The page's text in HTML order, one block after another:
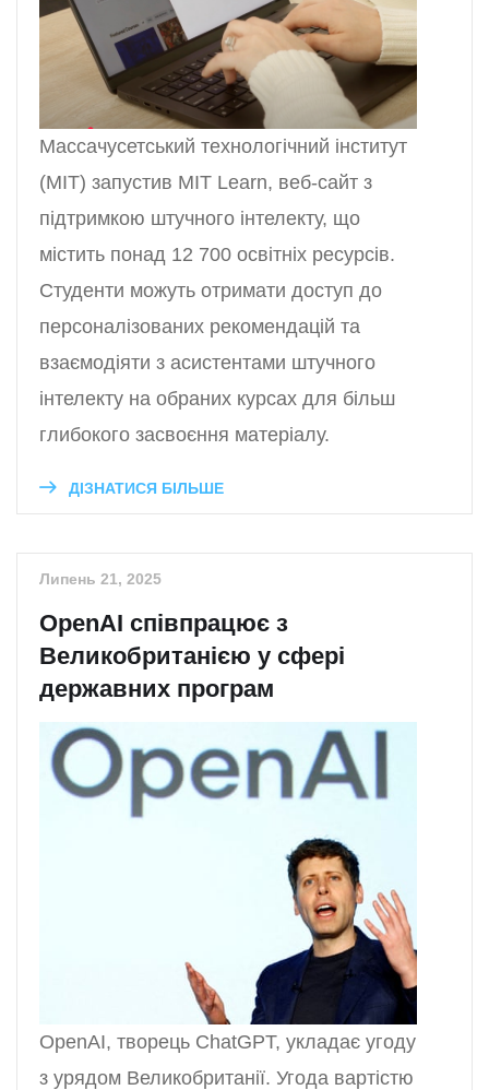
Массачусетський технологічний інститут
(MIT) запустив MIT Learn, веб-сайт з
підтримкою штучного інтелекту, що
містить понад 12 700 освітніх ресурсів.
Студенти можуть отримати доступ до
персоналізованих рекомендацій та
взаємодіяти з асистентами штучного
інтелекту на обраних курсах для більш
глибокого засвоєння матеріалу.
ДІЗНАТИСЯ БІЛЬШЕ
Липень 21, 2025
OpenAI співпрацює з
Великобританією у сфері
державних програм
OpenAI, творець ChatGPT, укладає угоду
з урядом Великобританії. Угода вартістю